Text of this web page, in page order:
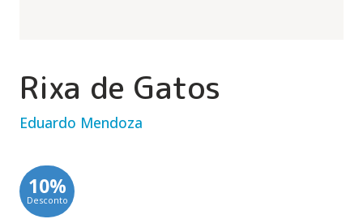
Rixa de Gatos
Eduardo Mendoza
10%
Desconto